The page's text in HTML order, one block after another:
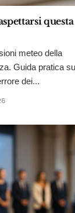
questa
meteo della
Guida pratica su
dei...